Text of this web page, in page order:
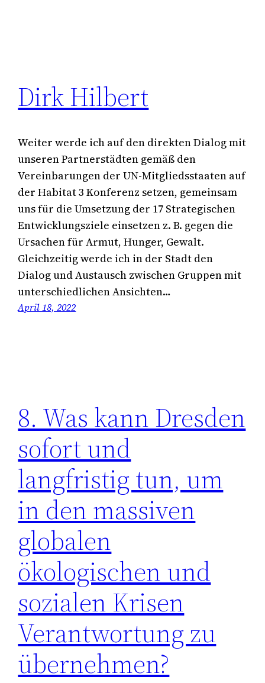
Dirk Hilbert
Weiter werde ich auf den direkten Dialog mit
unseren Partnerstädten gemäß den
Vereinbarungen der UN-Mitgliedsstaaten auf
der Habitat 3 Konferenz setzen, gemeinsam
uns für die Umsetzung der 17 Strategischen
Entwicklungsziele einsetzen z. B. gegen die
Ursachen für Armut, Hunger, Gewalt.
Gleichzeitig werde ich in der Stadt den
Dialog und Austausch zwischen Gruppen mit
unterschiedlichen Ansichten…
April 18, 2022
8. Was kann Dresden
sofort und
langfristig tun, um
in den massiven
globalen
ökologischen und
sozialen Krisen
Verantwortung zu
übernehmen?